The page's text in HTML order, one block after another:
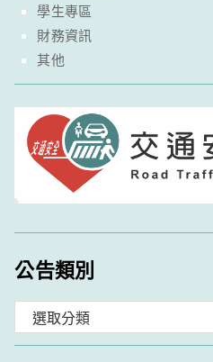
學生專區
財務資訊
其他
公告類別
類